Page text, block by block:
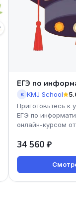
ЕГЭ по
K KMJ School
Приготовьтесь к
ЕГЭ по
онлайн-курсом
34 560 ₽